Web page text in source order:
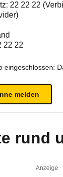
22 22 22
22 22
eingeschlossen:
melden
rund
Anzeige